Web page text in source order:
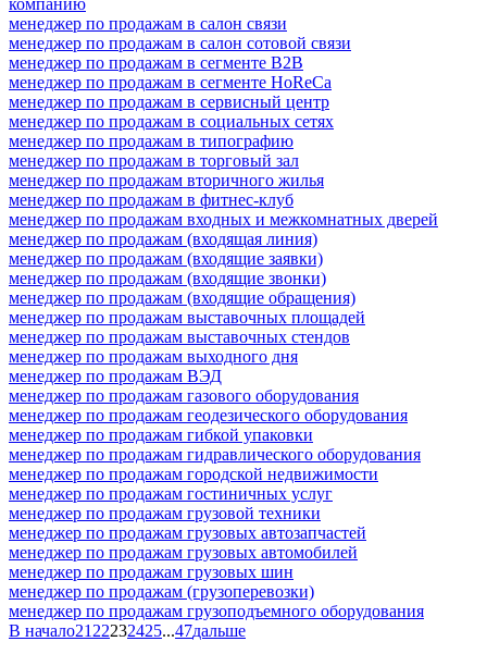
менеджер по продажам в салон связи
менеджер по продажам в салон сотовой связи
менеджер по продажам в сегменте B2B
менеджер по продажам в сегменте HoReCa
менеджер по продажам в сервисный центр
менеджер по продажам в социальных сетях
менеджер по продажам в типографию
менеджер по продажам в торговый зал
менеджер по продажам вторичного жилья
менеджер по продажам в фитнес-клуб
менеджер по продажам входных и межкомнатных дверей
менеджер по продажам (входящая линия)
менеджер по продажам (входящие заявки)
менеджер по продажам (входящие звонки)
менеджер по продажам (входящие обращения)
менеджер по продажам выставочных площадей
менеджер по продажам выставочных стендов
менеджер по продажам выходного дня
менеджер по продажам ВЭД
менеджер по продажам газового оборудования
менеджер по продажам геодезического оборудования
менеджер по продажам гибкой упаковки
менеджер по продажам гидравлического оборудования
менеджер по продажам городской недвижимости
менеджер по продажам гостиничных услуг
менеджер по продажам грузовой техники
менеджер по продажам грузовых автозапчастей
менеджер по продажам грузовых автомобилей
менеджер по продажам грузовых шин
менеджер по продажам (грузоперевозки)
менеджер по продажам грузоподъемного оборудования
В начало21 22232425...47дальше